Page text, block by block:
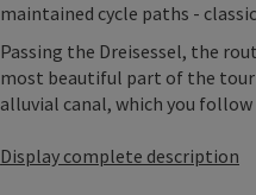
maintained cycle paths -
Passing the Dreisessel, the
most beautiful part of the tour
alluvial canal, which you
Display complete description